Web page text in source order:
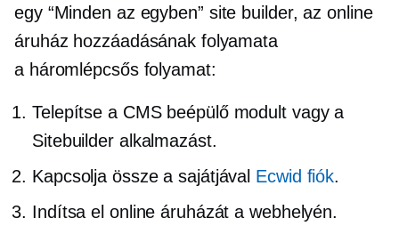
egy “Minden az egyben” site builder, az online
áruház hozzáadásának folyamata
a háromlépcsősfolyamat:
Telepítse a CMS beépülő modult vagy a
Sitebuilder alkalmazást.
Kapcsolja össze a sajátjával Ecwid fiók.
Indítsa el online áruházát a webhelyén.